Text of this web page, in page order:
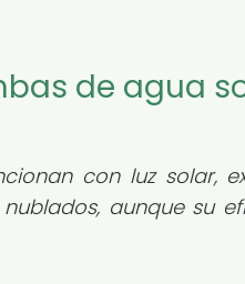
de agua
con luz solar,
aunque su